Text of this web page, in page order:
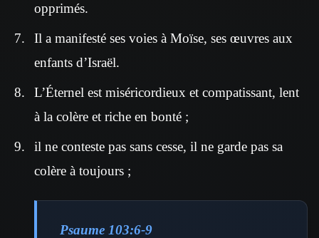
opprimés.
Il a manifesté ses voies à Moïse, ses œuvres aux
enfants d’Israël.
L’Éternel est miséricordieux et compatissant, lent
à la colère et riche en bonté ;
il ne conteste pas sans cesse, il ne garde pas sa
colère à toujours ;
Psaume 103:6-9